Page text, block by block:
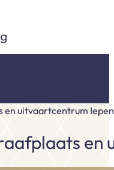
en uitvaartcentrum
en